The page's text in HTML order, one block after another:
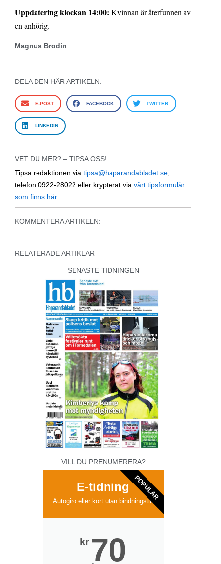
Uppdatering klockan 14:00: Kvinnan är återfunnen av
en anhörig.
Magnus Brodin
DELA DEN HÄR ARTIKELN:
E-POST FACEBOOK TWITTER
LINKEDIN
VET DU MER? – TIPSA OSS!
Tipsa redaktionen via tipsa@haparandabladet.se
telefon 0922-28022 eller krypterat via vårt tipsformulär
som finns här.
KOMMENTERA ARTIKELN:
RELATERADE ARTIKLAR
SENASTE TIDNINGEN
VILL DU PRENUMERERA?
E-tidning
Autogiro eller kort utan bindningstid
kr 70
POPULAR